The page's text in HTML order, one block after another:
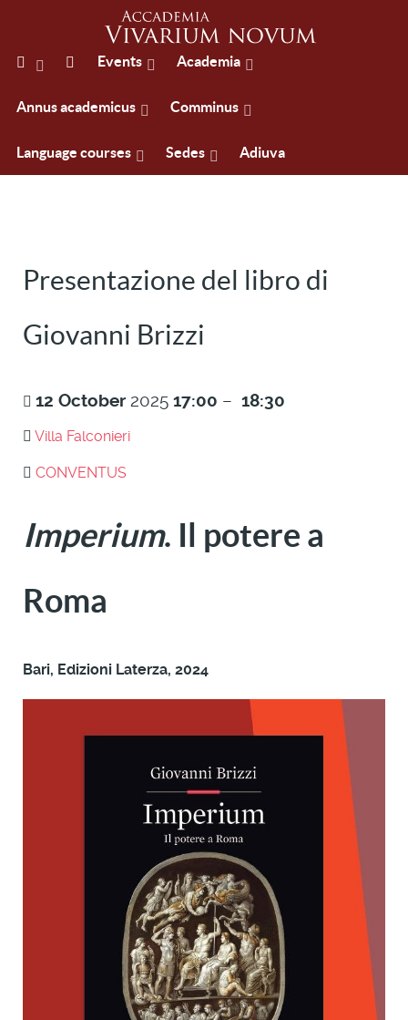
Events Academia
Annus academicus Comminus
Language courses Sedes Adiuva
Presentazione del libro di
Giovanni Brizzi
12 October 2025 17:00 – 18:30
Villa Falconieri
CONVENTUS
Imperium. Il potere a
Roma
Bari, Edizioni Laterza, 2024